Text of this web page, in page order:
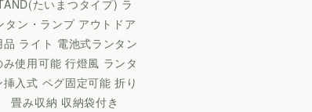
たいまつタイプ) ラ
タン・ランプ アウトドア
品 ライト 電池式ランタン
み使用可能 行燈風 ランタ
挿入式 ペグ固定可能 折り
畳み収納 収納袋付き